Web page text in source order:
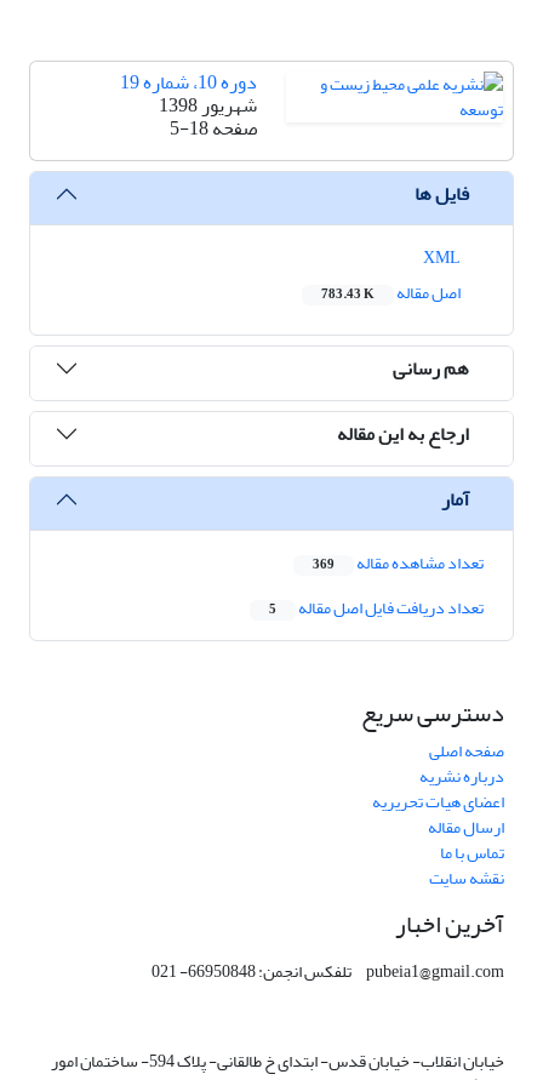
دوره 10، شماره 19
شهریور 1398
صفحه5-18
فایل ها
اصل مقاله
783.43 K
هم رسانی
ارجاع به این مقاله
آمار
تعداد مشاهده مقاله 369
تعداد دریافت فایل اصل مقاله 5
دسترسی سریع
صفحه اصلی
درباره نشریه
اعضای هیات تحریریه
ارسال مقاله
تماس با ما
نقشه سایت
آخرین اخبار
pubeia1@gmail.com تلفکس انجمن: 66950848- 021
خیابان انقلاب- خیابان قدس- ابتدای خ طالقانی- پلاک 594- ساختمان امور